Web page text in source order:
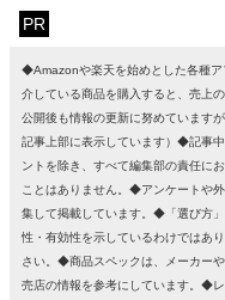
PR
◆Amazonや楽天を始めとした各種ア
介している商品を購入すると、売上
公開後も情報の更新に努めています
記事上部に表示しています）◆記事
ントを除き、すべて編集部の責任に
ことはありません。◆アンケートや
集して掲載しています。◆「選び方
性・有効性を示しているわけではあ
さい。◆商品スペックは、メーカー
売店の情報を参考にしています。◆